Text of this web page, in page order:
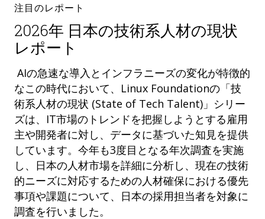
注目のレポート
2026年 日本の技術系人材の現状
レポート
AIの急速な導入とインフラニーズの変化が特徴的
なこの時代において、Linux Foundationの「技
術系人材の現状 (State of Tech Talent)」シリー
ズは、IT市場のトレンドを把握しようとする雇用
主や開発者に対し、データに基づいた知見を提供
しています。今年も3度目となる年次調査を実施
し、日本の人材市場を詳細に分析し、現在の技術
的ニーズに対応するための人材確保における優先
事項や課題について、日本の採用担当者を対象に
調査を行いました。